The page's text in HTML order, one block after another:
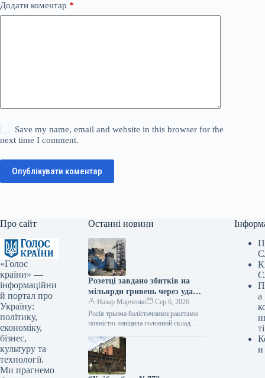
Додати коментар *
Save my name, email and website in this browser for the
next time I comment.
Опублікувати коментар
Про сайт
«Голос
країни» —
інформаційни
й портал про
Україну:
політику,
економіку,
бізнес,
культуру та
технології.
Ми прагнемо
Останні новини
Розетці завдано збитків на
мільярди гривень через удар
по складу під Києвом
Назар Марченко
Сер 6, 2026
Росія трьома балістичними ракетами
повністю знищила головний склад
атаки повністю знищено складський
комплекс інтернет-ритейлера
а
ті
и